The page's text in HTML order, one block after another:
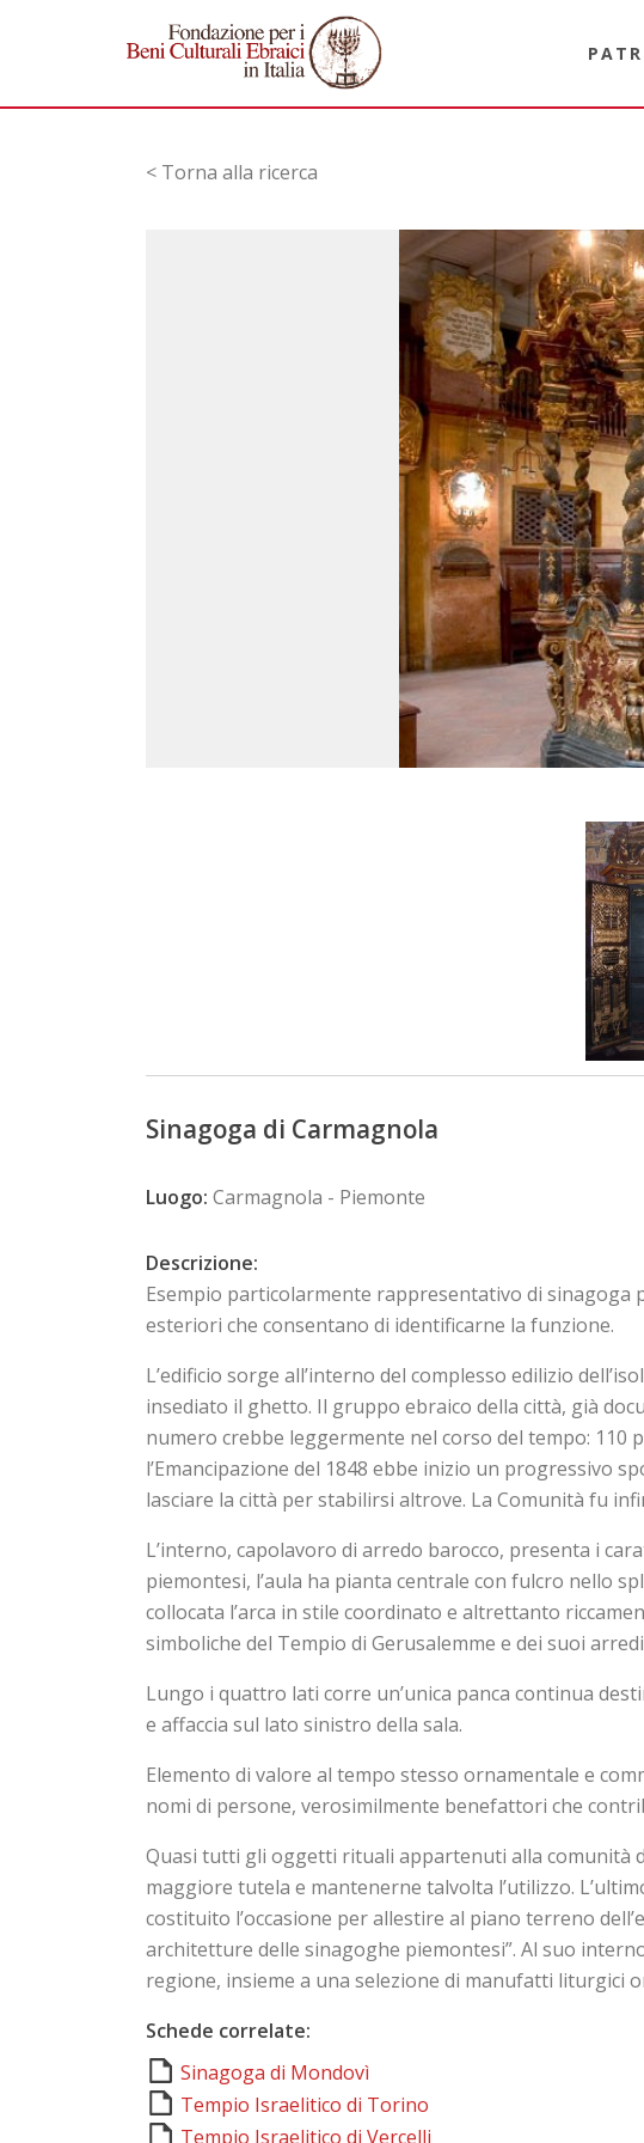
< Torna alla ricerca
Sinagoga di Carmagnola
Luogo: Carmagnola - Piemonte
Descrizione:
Esempio particolarmente rappresentativo di sinagoga
esteriori che consentano di identificarne la funzione.
L’edificio sorge all’interno del complesso edilizio
insediato il ghetto. Il gruppo ebraico della città, già
numero crebbe leggermente nel corso del tempo: 110
l’Emancipazione del 1848 ebbe inizio un progressivo
lasciare la città per stabilirsi altrove. La Comunità fu
L’interno, capolavoro di arredo barocco, presenta i
piemontesi, l’aula ha pianta centrale con fulcro nello
collocata l’arca in stile coordinato e altrettanto
simboliche del Tempio di Gerusalemme e dei suoi
Lungo i quattro lati corre un’unica panca continua
e affaccia sul lato sinistro della sala.
Elemento di valore al tempo stesso ornamentale e
nomi di persone, verosimilmente benefattori che
Quasi tutti gli oggetti rituali appartenuti alla comunità
maggiore tutela e mantenerne talvolta l’utilizzo.
costituito l’occasione per allestire al piano terreno
architetture delle sinagoghe piemontesi”. Al suo
regione, insieme a una selezione di manufatti liturgici
Schede correlate:
Sinagoga di Mondovì
Tempio Israelitico di Torino
Tempio Israelitico di Vercelli